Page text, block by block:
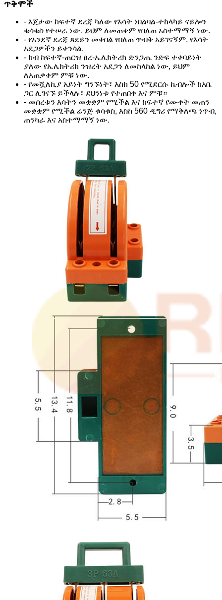
ጥቅሞች
- እጀታው ከፍተኛ ደረጃ ካለው የእሳት ነበልባል-ተከላካይ ናይሎን
ቁሳቁስ የተሠራ ነው, ይህም ለመጠቀም የበለጠ አስተማማኝ ነው.
- የአንደኛ ደረጃ ጸደይን መቀበል የበለጠ ጥብቅ አይገናኝም, የእሳት
አደጋዎችን ይቀንሳል.
- ክብ ከፍተኛ-ጠርዝ ፀረ-ኤሌክትሪክ ድንጋጤ ንድፍ ተቀባይነት
ያለው የኤሌክትሪክ ንዝረት አደጋን ለመከላከል ነው, ይህም
ለአጠቃቀም ምቹ ነው.
- የመሿለኪያ አይነት ግንኙነት፣ እስከ 50 የሚደርሱ ኬብሎች ከአቤ
ጋር ሊገናኙ ይችላሉ፣ ደህንነቱ የተጠበቀ እና ምቹ።
- መሰረቱን እሳትን መቋቋም የሚችል እና ከፍተኛ የሙቀት መጠን
መቋቋም የሚችል ሬንጅ ቁሳቁስ, እስከ 560 ዲግሪ የማቅለጫ ነጥብ,
ጠንካራ እና አስተማማኝ ነው.